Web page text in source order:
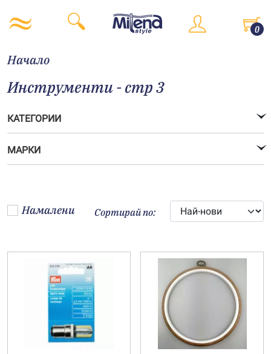
0
Начало
Инструменти - стр 3
КАТЕГОРИИ
МАРКИ
Намалени Сортирай по: